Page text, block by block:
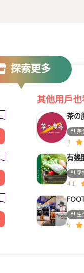
探索更多
其他用戶
茶の
美
3
有幾
零
4.1
生
5